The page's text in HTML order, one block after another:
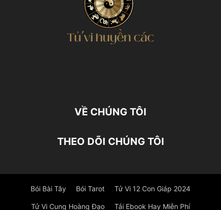
VỀ CHÚNG TÔI
THEO DÕI CHÚNG TÔI
Bói Bài Tây Bói Tarot Tử Vi 12 Con Giáp 2024
Tử Vi Cung Hoàng Đạo Tải Ebook Hay Miễn Phí